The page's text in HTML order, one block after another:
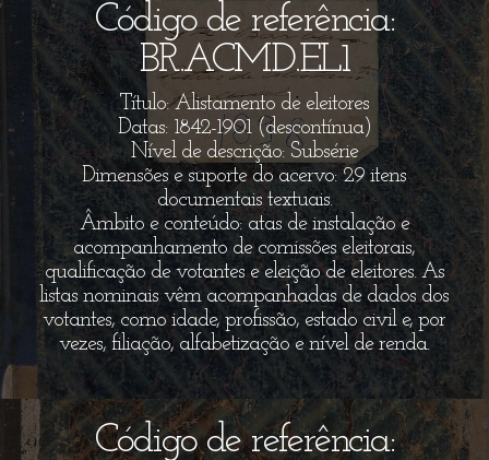
Código de referência:
BR.ACMD.EL1
Título: Alistamento de eleitores
Datas: 1842-1901 (descontínua)
Nível de descrição: Subsérie
Dimensões e suporte do acervo: 29 itens
documentais textuais.
Âmbito e conteúdo: atas de instalação e
acompanhamento de comissões eleitorais,
qualificação de votantes e eleição de eleitores. As
listas nominais vêm acompanhadas de dados dos
votantes, como idade, profissão, estado civil e, por
vezes, filiação, alfabetização e nível de renda.
Código de referência: